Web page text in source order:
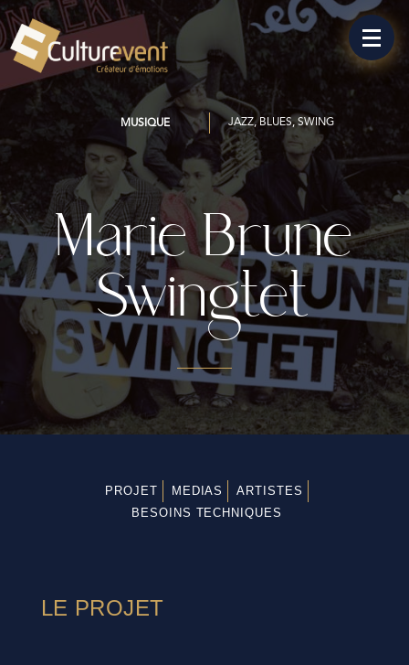
MUSIQUE JAZZ, BLUES, SWING
Marie Brune
Swingtet
PROJET MEDIAS
ARTISTES
BESOINS TECHNIQUES
LE PROJET